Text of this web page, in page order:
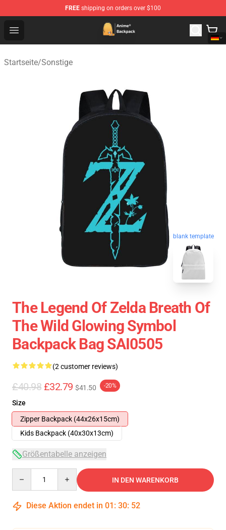
FREE shipping on orders over $100
Open menu
Anime Backpack Shop - Official Anime Backpack Store
Startseite/Sonstige
blank template
The Legend Of Zelda Breath Of
The Wild Glowing Symbol
Backpack Bag SAI0505
(2 customer reviews)
£40.98 £32.79 $41.50 -20%
Size
Zipper Backpack (44x26x15cm)
Kids Backpack (40x30x13cm)
Größentabelle anzeigen
IN DEN WARENKORB
Diese Aktion endet in 01 : 30: 52